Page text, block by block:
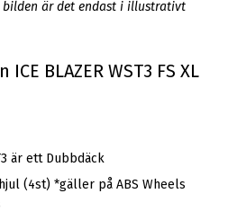
bilden är det endast i illustrativt
BLAZER WST3 FS XL
är ett Dubbdäck
(4st) *gäller på ABS Wheels